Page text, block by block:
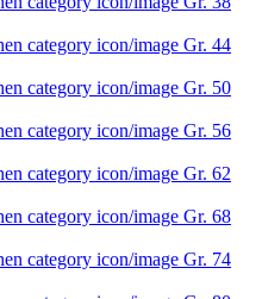
Gr. 44
Gr. 50
Gr. 56
Gr. 62
Gr. 68
Gr. 74